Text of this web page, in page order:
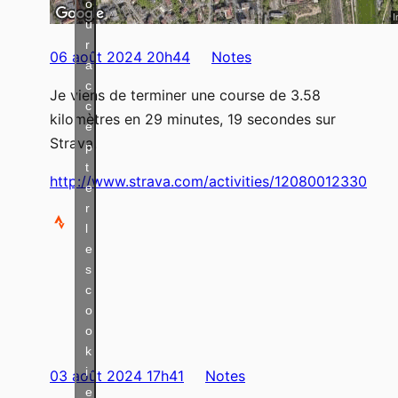
06 août 2024 20h44 Notes
Je viens de terminer une course de 3.58
kilomètres en 29 minutes, 19 secondes sur
Strava.
http://www.strava.com/activities/12080012330
03 août 2024 17h41 Notes
o
u
r
a
c
c
e
p
t
e
r
l
e
s
c
o
o
k
i
e